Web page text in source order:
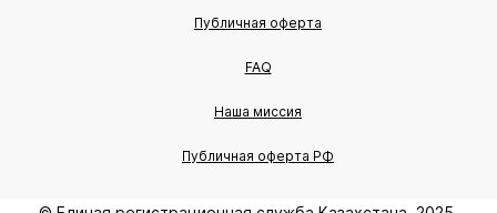
Публичная оферта
FAQ
Наша миссия
Публичная оферта РФ